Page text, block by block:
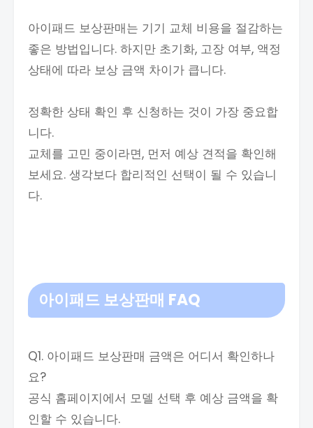
아이패드 보상판매는 기기 교체 비용을 절감하는
좋은 방법입니다. 하지만 초기화, 고장 여부, 액정
상태에 따라 보상 금액 차이가 큽니다.
정확한 상태 확인 후 신청하는 것이 가장 중요합
니다.
교체를 고민 중이라면, 먼저 예상 견적을 확인해
보세요. 생각보다 합리적인 선택이 될 수 있습니
다.
아이패드 보상판매 FAQ
Q1. 아이패드 보상판매 금액은 어디서 확인하나
요?
공식 홈페이지에서 모델 선택 후 예상 금액을 확
인할 수 있습니다.